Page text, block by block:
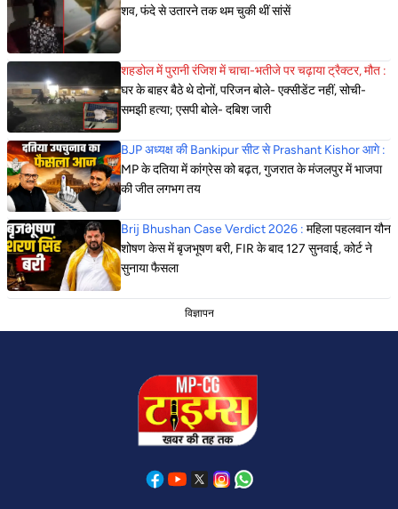
शव, फंदे से उतारने तक थम चुकी थीं सांसें
शहडोल में पुरानी रंजिश में चाचा-भतीजे पर चढ़ाया ट्रैक्टर, मौत :
घर के बाहर बैठे थे दोनों, परिजन बोले- एक्सीडेंट नहीं, सोची-
समझी हत्या; एसपी बोले- दबिश जारी
BJP अध्यक्ष की Bankipur सीट से Prashant Kishor आगे :
MP के दतिया में कांग्रेस को बढ़त, गुजरात के मंजलपुर में भाजपा
की जीत लगभग तय
Brij Bhushan Case Verdict 2026 : महिला पहलवान यौन
शोषण केस में बृजभूषण बरी, FIR के बाद 127 सुनवाई, कोर्ट ने
सुनाया फैसला
विज्ञापन